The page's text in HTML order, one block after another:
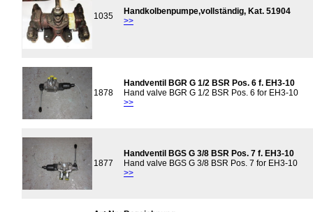
1035
Handkolbenpumpe,vollständig, Kat. 51904
>>
1878
Handventil BGR G 1/2 BSR Pos. 6 f. EH3-10
Hand valve BGR G 1/2 BSR Pos. 6 for EH3-10
>>
1877
Handventil BGS G 3/8 BSR Pos. 7 f. EH3-10
Hand valve BGS G 3/8 BSR Pos. 7 for EH3-10
>>